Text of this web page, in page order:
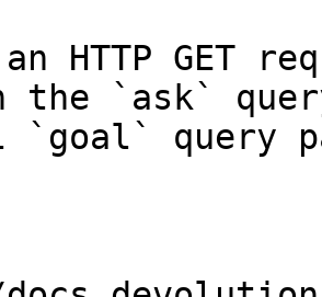
HTTP GET
the `ask`
`goal` query